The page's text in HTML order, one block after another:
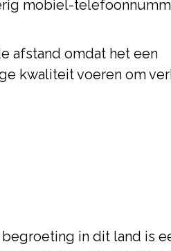
mobiel-
afstand omdat het een
kwaliteit voeren om
in dit land is